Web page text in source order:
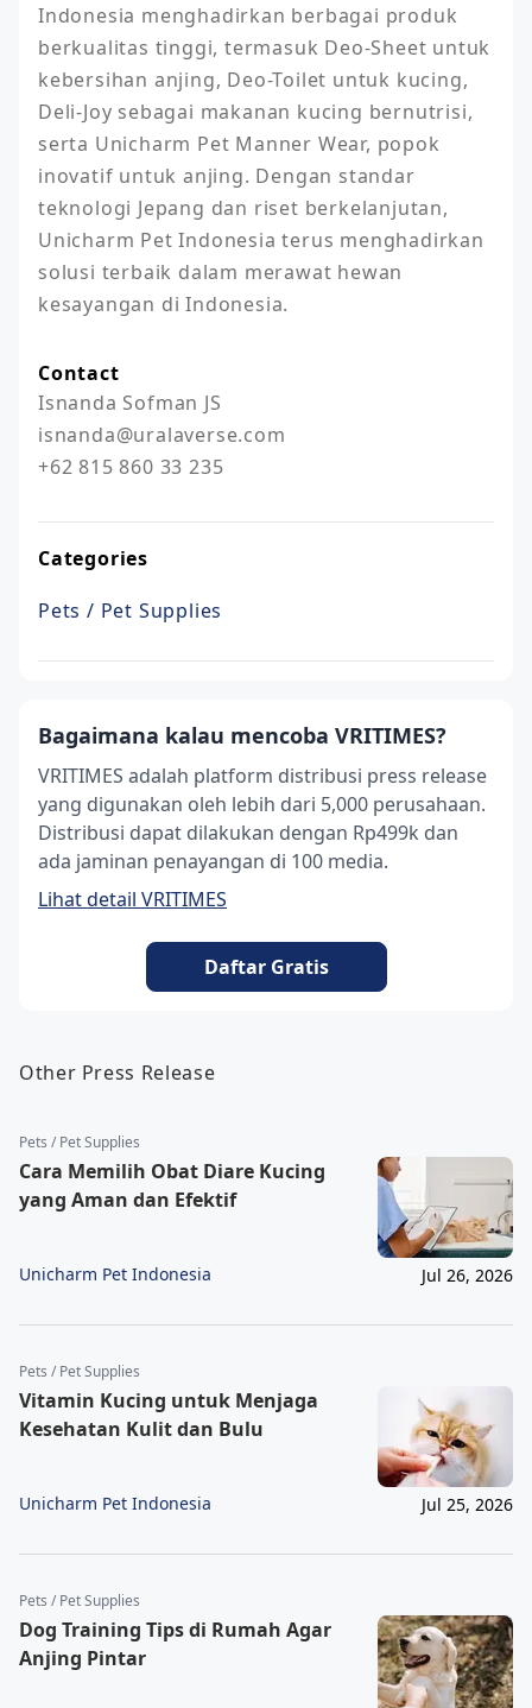
Indonesia menghadirkan berbagai produk
berkualitas tinggi, termasuk Deo-Sheet untuk
kebersihan anjing, Deo-Toilet untuk kucing,
Deli-Joy sebagai makanan kucing bernutrisi,
serta Unicharm Pet Manner Wear, popok
inovatif untuk anjing. Dengan standar
teknologi Jepang dan riset berkelanjutan,
Unicharm Pet Indonesia terus menghadirkan
solusi terbaik dalam merawat hewan
kesayangan di Indonesia.
Contact
Isnanda Sofman JS
isnanda@uralaverse.com
Categories
Pets / Pet Supplies
Bagaimana kalau mencoba VRITIMES?
VRITIMES adalah platform distribusi press release
yang digunakan oleh lebih dari 5,000 perusahaan.
Distribusi dapat dilakukan dengan Rp499k dan
ada jaminan penayangan di 100 media.
Lihat detail VRITIMES
Daftar Gratis
Other Press Release
Pets / Pet Supplies
Cara Memilih Obat Diare Kucing
yang Aman dan Efektif
Unicharm Pet Indonesia Jul 26, 2026
Pets / Pet Supplies
Vitamin Kucing untuk Menjaga
Kesehatan Kulit dan Bulu
Unicharm Pet Indonesia Jul 25, 2026
Pets / Pet Supplies
Dog Training Tips di Rumah Agar
Anjing Pintar